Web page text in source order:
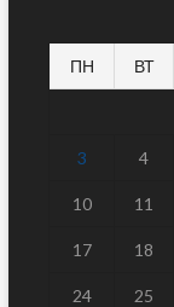
ПН ВТ
3 4
10 11
17 18
24 25